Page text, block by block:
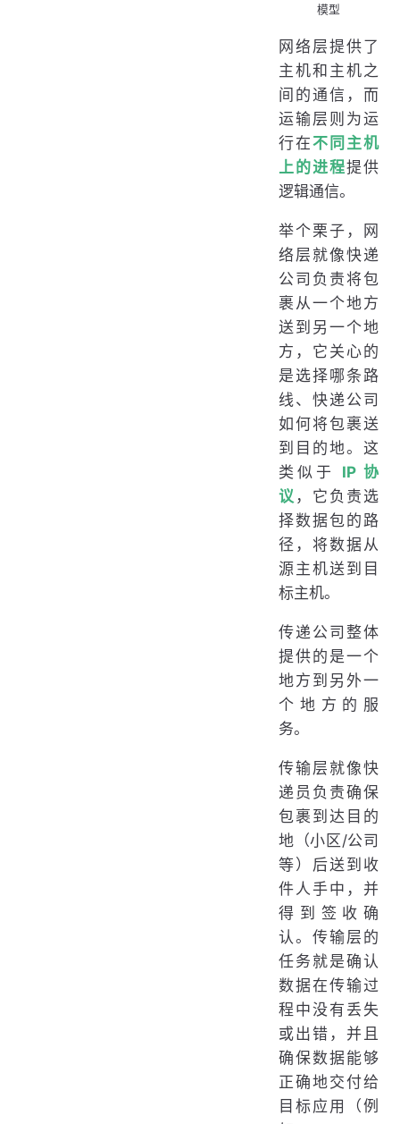
模型
网络层提供了
主机和主机之
间的通信，而
运输层则为运
行在不同主机
上的进程提供
逻辑通信。
举个栗子，网
络层就像快递
公司负责将包
裹从一个地方
送到另一个地
方，它关心的
是选择哪条路
线、快递公司
如何将包裹送
到目的地。这
类似于 IP 协
议 ，它负责选
择数据包的路
径，将数据从
源主机送到目
标主机。
传递公司整体
提供的是一个
地方到另外一
个地方的服
务。
传输层就像快
递员负责确保
包裹到达目的
地（小区/公司
等）后送到收
件人手中，并
得到签收确
认。传输层的
任务就是确认
数据在传输过
程中没有丢失
或出错，并且
确保数据能够
正确地交付给
目标应用（例